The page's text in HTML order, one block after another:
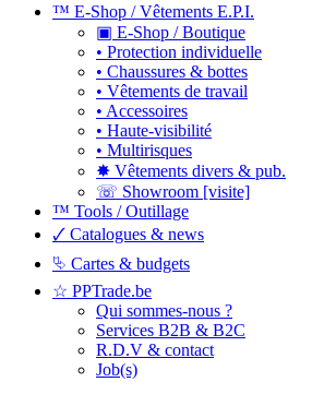
™ E-Shop / Vêtements E.P.I.
▣ E-Shop / Boutique
• Protection individuelle
• Chaussures & bottes
• Vêtements de travail
• Accessoires
• Haute-visibilité
• Multirisques
✸ Vêtements divers & pub.
☏ Showroom [visite]
™ Tools / Outillage
🗸 Catalogues & news
⮱ Cartes & budgets
☆ PPTrade.be
Qui sommes-nous ?
Services B2B & B2C
R.D.V & contact
Job(s)